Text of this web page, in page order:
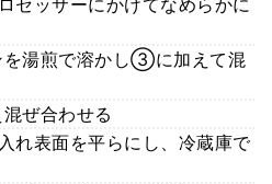
湯煎で溶かし③に加えて混
ぜ合わせる
れ表面を平らにし、冷蔵庫で